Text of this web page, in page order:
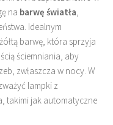
na barwę światła,
Idealnym
barwę, która sprzyja
ściemniania, aby
zwłaszcza w nocy. W
lampki z
takimi jak automatyczne